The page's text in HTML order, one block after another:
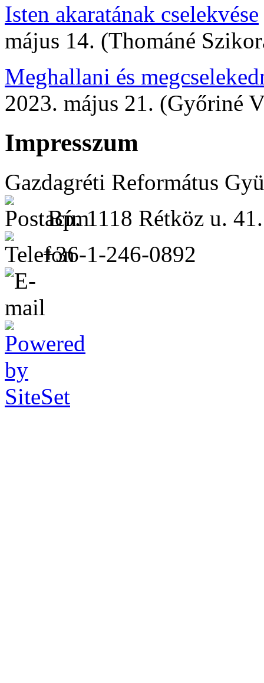
Isten akaratának cselekvése
május 14. (Thománé
Meghallani és
2023. május 21. (Győriné
Impresszum
Gazdagréti Református
Bp. 1118 Rétköz u. 41.
+36-1-246-0892